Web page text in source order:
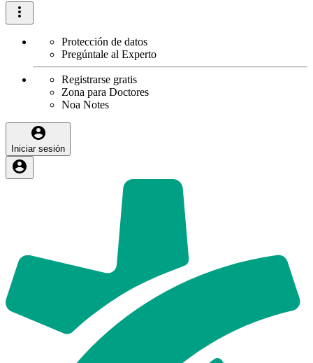
Protección de datos
Pregúntale al Experto
Registrarse gratis
Zona para Doctores
Noa Notes
Iniciar sesión